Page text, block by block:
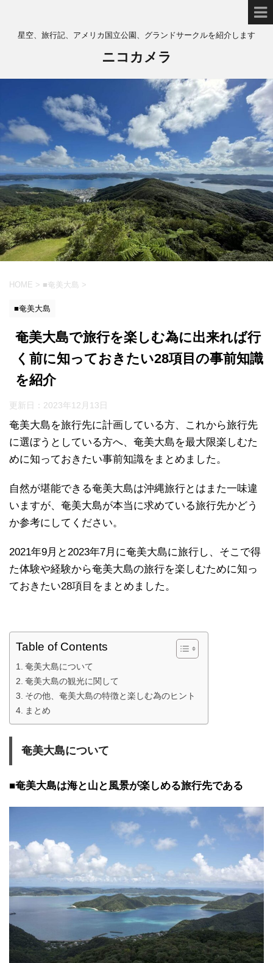
星空、旅行記、アメリカ国立公園、グランドサークルを紹介します
ニコカメラ
HOME > ■奄美大島 >
■奄美大島
奄美大島で旅行を楽しむ為に出来れば行
く前に知っておきたい28項目の事前知識
を紹介
更新日： 2023年12月13日
奄美大島を旅行先に計画している方、これから旅行先
に選ぼうとしている方へ、奄美大島を最大限楽しむた
めに知っておきたい事前知識をまとめました。
自然が堪能できる奄美大島は沖縄旅行とはまた一味違
いますが、奄美大島が本当に求めている旅行先かどう
か参考にしてください。
2021年9月と2023年7月に奄美大島に旅行し、そこで得
た体験や経験から奄美大島の旅行を楽しむために知っ
ておきたい28項目をまとめました。
Table of Contents
奄美大島について
奄美大島の観光に関して
その他、奄美大島の特徴と楽しむ為のヒント
まとめ
奄美大島について
■奄美大島は海と山と風景が楽しめる旅行先である